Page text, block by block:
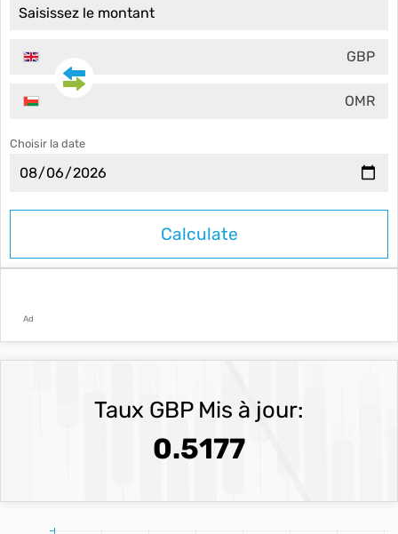
GBP
OMR
Choisir la date
Ad
Taux GBP Mis à jour:
0.5177